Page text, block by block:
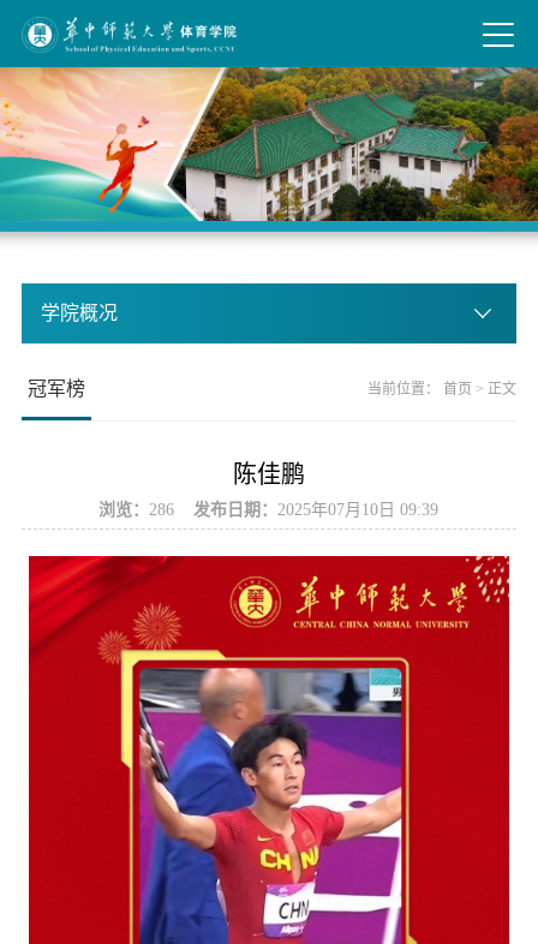
学院概况
冠军榜 当前位置：首页 > 正文
陈佳鹏
浏览：286 发布日期：2025年07月10日 09:39